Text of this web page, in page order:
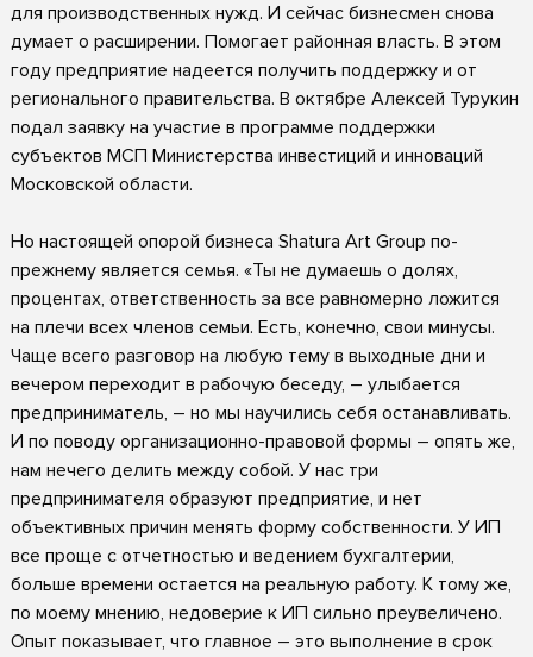
для производственных нужд. И сейчас бизнесмен снова
думает о расширении. Помогает районная власть. В этом
году предприятие надеется получить поддержку и от
регионального правительства. В октябре Алексей Турукин
подал заявку на участие в программе поддержки
субъектов МСП Министерства инвестиций и инноваций
Московской области.
Но настоящей опорой бизнеса Shatura Art Group по-
прежнему является семья. «Ты не думаешь о долях,
процентах, ответственность за все равномерно ложится
на плечи всех членов семьи. Есть, конечно, свои минусы.
Чаще всего разговор на любую тему в выходные дни и
вечером переходит в рабочую беседу, – улыбается
предприниматель, – но мы научились себя останавливать.
И по поводу организационно-правовой формы – опять же,
нам нечего делить между собой. У нас три
предпринимателя образуют предприятие, и нет
объективных причин менять форму собственности. У ИП
все проще с отчетностью и ведением бухгалтерии,
больше времени остается на реальную работу. К тому же,
по моему мнению, недоверие к ИП сильно преувеличено.
Опыт показывает, что главное – это выполнение в срок